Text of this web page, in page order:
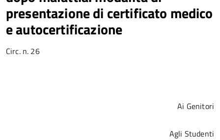
presentazione di certificato medico
e autocertificazione
Circ. n. 26
Ai Genitori
Agli Studenti